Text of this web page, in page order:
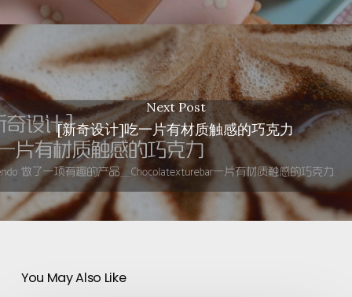
Next Post
[新奇设计]吃一片有材质触感的巧克力
You May Also Like